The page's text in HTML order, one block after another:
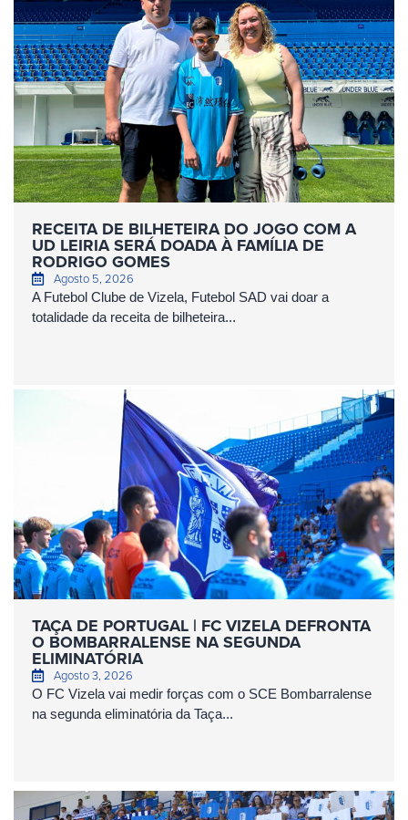
RECEITA DE BILHETEIRA DO JOGO COM A
UD LEIRIA SERÁ DOADA À FAMÍLIA DE
RODRIGO GOMES
Agosto 5, 2026
A Futebol Clube de Vizela, Futebol SAD vai doar a
totalidade da receita de bilheteira...
TAÇA DE PORTUGAL | FC VIZELA DEFRONTA
O BOMBARRALENSE NA SEGUNDA
ELIMINATÓRIA
Agosto 3, 2026
O FC Vizela vai medir forças com o SCE Bombarralense
na segunda eliminatória da Taça...